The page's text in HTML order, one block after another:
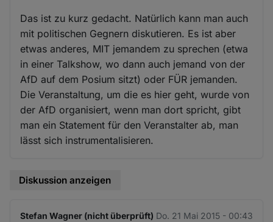
Das ist zu kurz gedacht. Natürlich kann man auch
mit politischen Gegnern diskutieren. Es ist aber
etwas anderes, MIT jemandem zu sprechen (etwa
in einer Talkshow, wo dann auch jemand von der
AfD auf dem Posium sitzt) oder FÜR jemanden.
Die Veranstaltung, um die es hier geht, wurde von
der AfD organisiert, wenn man dort spricht, gibt
man ein Statement für den Veranstalter ab, man
lässt sich instrumentalisieren.
Diskussion anzeigen
Stefan Wagner (nicht überprüft) Do. 21 Mai 2015 - 00:43